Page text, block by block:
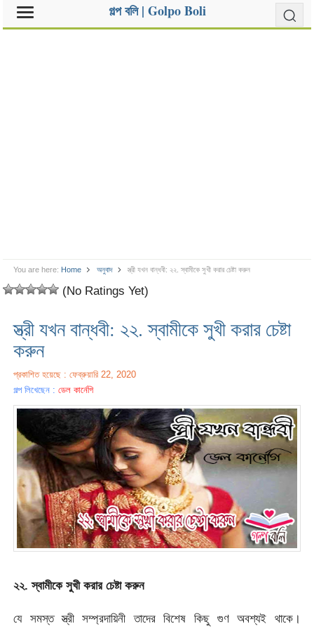
গল্প বলি | Golpo Boli
You are here: Home অনুবাদ স্ত্রী যখন বান্ধবী: ২২. স্বামীকে সুখী করার চেষ্টা করুন
(No Ratings Yet)
স্ত্রী যখন বান্ধবী: ২২. স্বামীকে সুখী করার চেষ্টা
করুন
প্রকাশিত হয়েছে : ফেব্রুয়ারি 22, 2020
গল্প লিখেছেন :ডেল কার্নেগি
২২. স্বামীকে সুখী করার চেষ্টা করুন
যে সমস্ত স্ত্রী সম্প্রদায়িনী তাদের বিশেষ কিছু গুণ অবশ্যই থাকে।